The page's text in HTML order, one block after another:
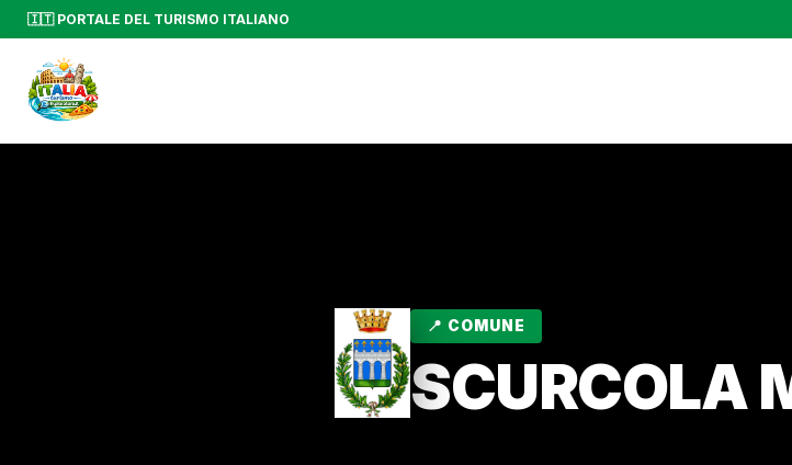
🇮🇹 PORTALE DEL TURISMO ITALIANO
📍 COMUNE
SCURCOLA